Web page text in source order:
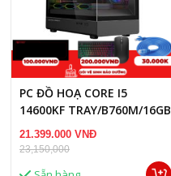
PC ĐỒ HOẠ CORE I5
14600KF TRAY/B760M/16GB
RAM/RTX 3050 6GB/GTX
1660S 6GB
21.399.000 VNĐ
23,150,000